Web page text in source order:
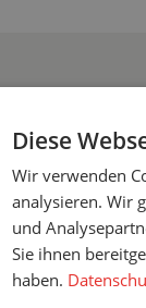
Diese
Wir verwenden
analysieren. Wir
und
Sie ihnen
haben.